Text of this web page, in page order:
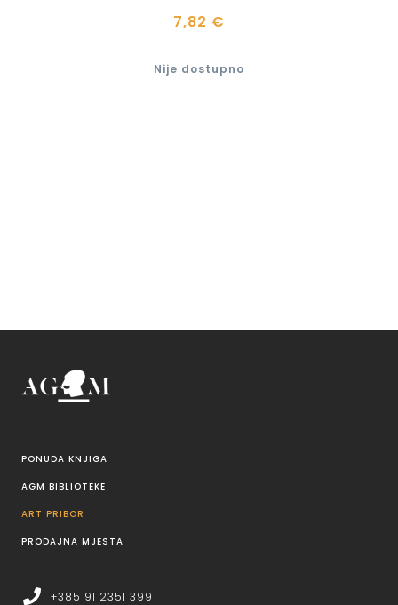
7,82 €
Nije dostupno
PONUDA KNJIGA
AGM BIBLIOTEKE
ART PRIBOR
PRODAJNA MJESTA
+385 91 2351 399